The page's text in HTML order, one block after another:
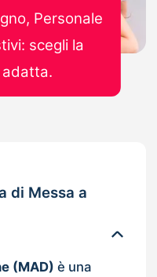
di Messa a
(MAD) è una
Personale
scegli la
adatta.